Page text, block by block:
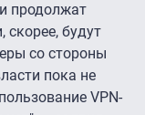
продолжат
скорее, будут
со стороны
пока не
VPN-